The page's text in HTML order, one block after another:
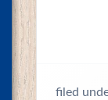
filed